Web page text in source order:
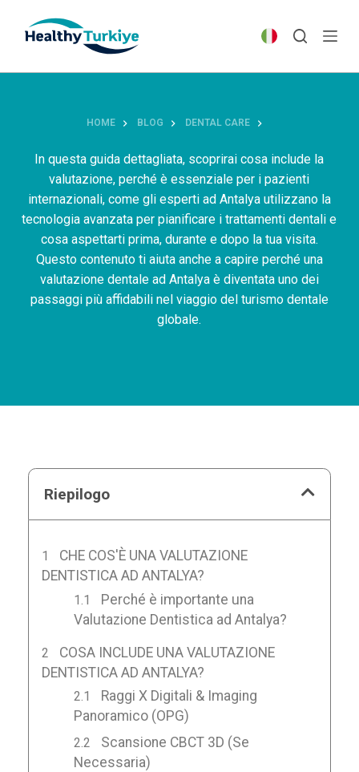
p
e
HOME BLOG DENTAL CARE
In questa guida dettagliata, scoprirai cosa include la
valutazione, perché è essenziale per i pazienti
internazionali, come gli esperti ad Antalya utilizzano la
tecnologia avanzata per pianificare i trattamenti dentali e
cosa aspettarti prima, durante e dopo la tua visita.
Questo contenuto ti aiuta anche a capire perché una
valutazione dentale ad Antalya è diventata uno dei
passaggi più affidabili nel viaggio del turismo dentale
globale.
Riepilogo
CHE COS'È UNA VALUTAZIONE
DENTISTICA AD ANTALYA?
Perché è importante una
Valutazione Dentistica ad Antalya?
COSA INCLUDE UNA VALUTAZIONE
DENTISTICA AD ANTALYA?
Raggi X Digitali & Imaging
Panoramico (OPG)
Scansione CBCT 3D (Se
Necessaria)